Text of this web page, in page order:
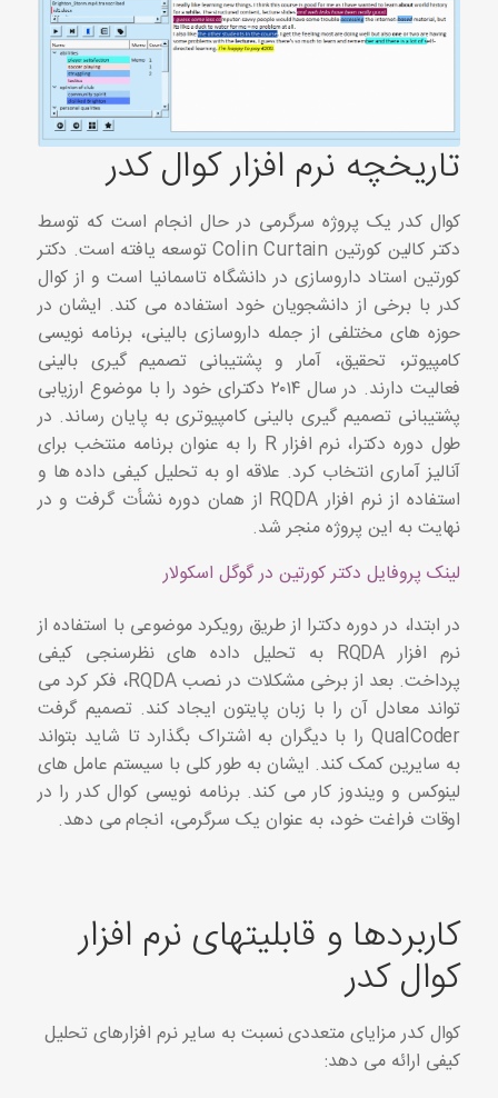
تاریخچه نرم افزار کوال کدر
کوال کدر یک پروژه سرگرمی در حال انجام است که توسط
دکتر کالین کورتین Colin Curtain توسعه یافته است. دکتر
کورتین استاد داروسازی در دانشگاه تاسمانیا است و از کوال
کدر با برخی از دانشجویان خود استفاده می کند. ایشان در
حوزه های مختلفی از جمله داروسازی بالینی، برنامه نویسی
کامپیوتر، تحقیق، آمار و پشتیبانی تصمیم گیری بالینی
فعالیت دارند. در سال ۲۰۱۴ دکترای خود را با موضوع ارزیابی
پشتیبانی تصمیم گیری بالینی کامپیوتری به پایان رساند. در
طول دوره دکترا، نرم افزار R را به عنوان برنامه منتخب برای
آنالیز آماری انتخاب کرد. علاقه او به تحلیل کیفی داده ها و
استفاده از نرم افزار RQDA از همان دوره نشأت گرفت و در
نهایت به این پروژه منجر شد.
لینک پروفایل دکتر کورتین در گوگل اسکولار
در ابتدا، در دوره دکترا از طریق رویکرد موضوعی با استفاده از
نرم افزار RQDA به تحلیل داده های نظرسنجی کیفی
پرداخت. بعد از برخی مشکلات در نصب RQDA، فکر کرد می
تواند معادل آن را با زبان پایتون ایجاد کند. تصمیم گرفت
QualCoder را با دیگران به اشتراک بگذارد تا شاید بتواند
به سایرین کمک کند. ایشان به طور کلی با سیستم عامل های
لینوکس و ویندوز کار می کند. برنامه نویسی کوال کدر را در
اوقات فراغت خود، به عنوان یک سرگرمی، انجام می دهد.
کاربردها و قابلیتهای نرم افزار
کوال کدر
کوال کدر مزایای متعددی نسبت به سایر نرم افزارهای تحلیل
کیفی ارائه می دهد: